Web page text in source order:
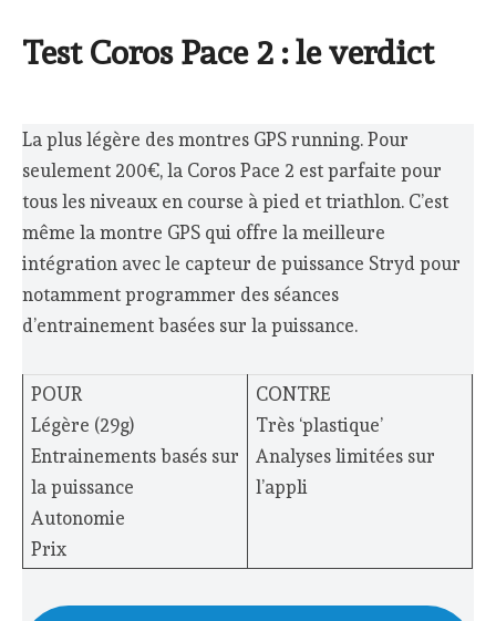
Test Coros Pace 2 : le verdict
La plus légère des montres GPS running. Pour
seulement 200€, la Coros Pace 2 est parfaite pour
tous les niveaux en course à pied et triathlon. C’est
même la montre GPS qui offre la meilleure
intégration avec le capteur de puissance Stryd pour
notamment programmer des séances
d’entrainement basées sur la puissance.
POUR
Légère (29g)
Entrainements basés sur
la puissance
Autonomie
Prix
CONTRE
Très ‘plastique’
Analyses limitées sur
l’appli